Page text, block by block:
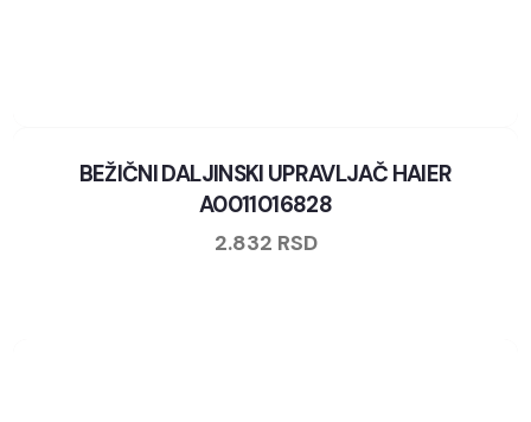
BEŽIČNI DALJINSKI UPRAVLJAČ HAIER
A0011016828
2.832 RSD